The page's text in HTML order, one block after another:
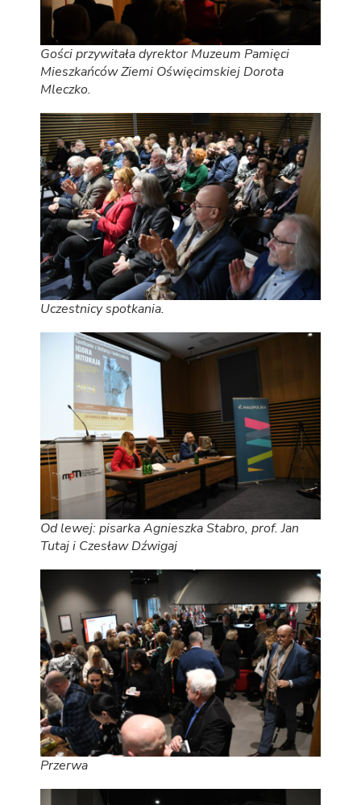
Gości przywitała dyrektor Muzeum Pamięci
Mieszkańców Ziemi Oświęcimskiej Dorota
Mleczko.
Uczestnicy spotkania.
Od lewej: pisarka Agnieszka Stabro, prof. Jan
Tutaj i Czesław Dźwigaj
Przerwa